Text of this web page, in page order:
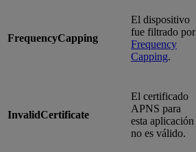
FrequencyCapping
El dispositivo
fue filtrado por
Frequency
Capping.
InvalidCertificate
El certificado
APNS para
esta aplicación
no es válido.